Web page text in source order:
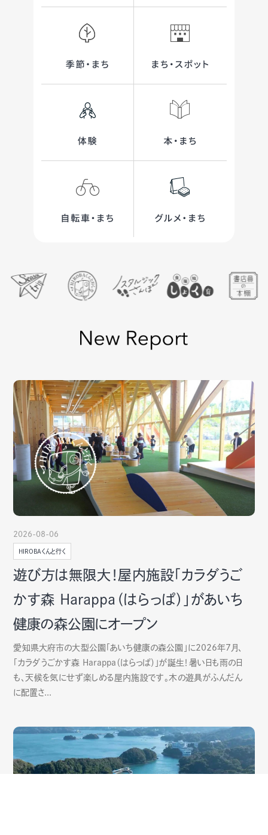
2026-08-06
HIROBAくんと行く
遊び方は無限大！屋内施設「カラダうご
かす森 Harappa（はらっぱ）」があいち
健康の森公園にオープン
愛知県大府市の大型公園「あいち健康の森公園」に2026年7月、
「カラダうごかす森 Harappa（はらっぱ）」が誕生！暑い日も雨の日
も、天候を気にせず楽しめる屋内施設です。木の遊具がふんだん
に配置さ...